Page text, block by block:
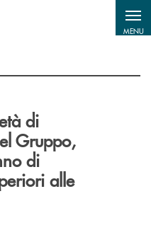
MENU
di
Gruppo,
di
alle